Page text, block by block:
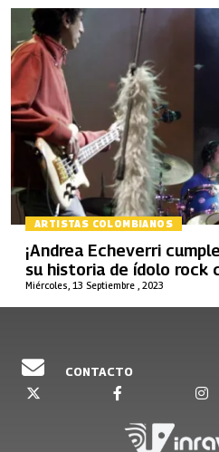
ARTISTAS COLOMBIANOS
Miércoles, 13 Septiembre , 2023
¡Andrea Echeverri
su historia de ídolo rock
CONTACTO